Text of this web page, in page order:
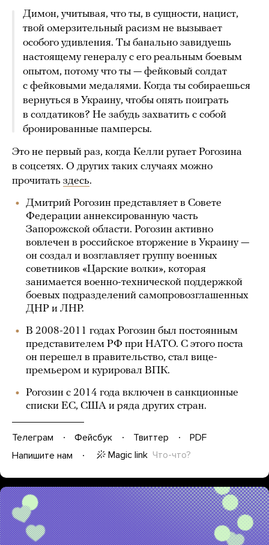
Димон, учитывая, что ты, в сущности, нацист,
твой омерзительный расизм не вызывает
особого удивления. Ты банально завидуешь
настоящему генералу с его реальным боевым
опытом, потому что ты — фейковый солдат
с фейковыми медалями. Когда ты собираешься
вернуться в Украину, чтобы опять поиграть
в солдатиков? Не забудь захватить с собой
бронированные памперсы.
Это не первый раз, когда Келли ругает Рогозина
в соцсетях. О других таких случаях можно
прочитать здесь.
Дмитрий Рогозин представляет в Совете
Федерации аннексированную часть
Запорожской области. Рогозин активно
вовлечен в российское вторжение в Украину —
он создал и возглавляет группу военных
советников «Царские волки», которая
занимается военно-технической поддержкой
боевых подразделений самопровозглашенных
ДНР и ЛНР.
В 2008-2011 годах Рогозин был постоянным
представителем РФ при НАТО. С этого поста
он перешел в правительство, стал вице-
премьером и курировал ВПК.
Рогозин с 2014 года включен в санкционные
списки ЕС, США и ряда других стран.
Телеграм Фейсбук Твиттер
PDF
Напишите нам
Magic link Что-что?